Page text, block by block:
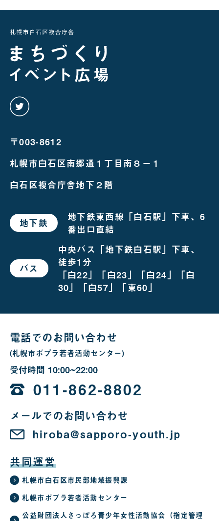
〒003-8612
札幌市白石区南郷通１丁目南８－１
白石区複合庁舎地下２階
地下鉄 で
お
場
合
地下鉄東西線「白石駅」下車、6
番出口直結
バス で
お
中央バス「地下鉄白石駅」下車、
徒歩1分
「白22」「白23」「白24」「白
30」「白57」「東60」
電話でのお問い合わせ
(札幌市ポプラ若者活動センター)
受付時間 10:00~22:00
時
か
ら
22
011-862-8802
メールでのお問い合わせ
hiroba@sapporo-youth.jp
共同運営
札幌市白石区市民部地域振興課
札幌市ポプラ若者活動センター
公益財団法人さっぽろ青少年女性活動協会（指定管理